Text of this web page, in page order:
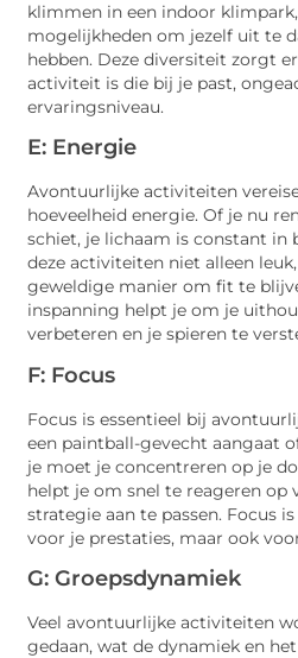
klimmen in een indoor
mogelijkheden om jezelf uit te
hebben. Deze diversiteit zorgt
activiteit is die bij je past,
ervaringsniveau.
E: Energie
Avontuurlijke activiteiten
hoeveelheid energie. Of je nu
schiet, je lichaam is constant in
deze activiteiten niet alleen
geweldige manier om fit te
inspanning helpt je om je
verbeteren en je spieren te
F: Focus
Focus is essentieel bij
een paintball-gevecht aangaat
je moet je concentreren op je
helpt je om snel te reageren op
strategie aan te passen. Focus
voor je prestaties, maar ook
G: Groepsdynamiek
Veel avontuurlijke activiteiten
gedaan, wat de dynamiek en